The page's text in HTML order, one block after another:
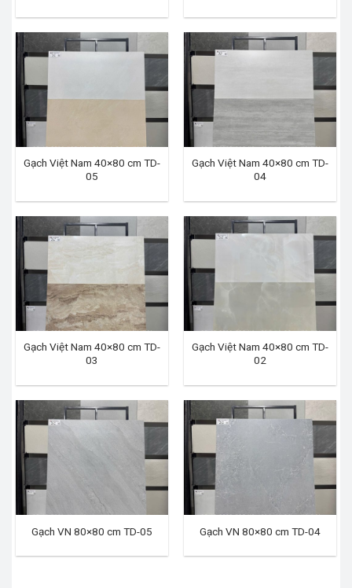
Gạch Việt Nam 40×80 cm TD-
05
Gạch Việt Nam 40×80 cm TD-
04
Gạch Việt Nam 40×80 cm TD-
03
Gạch Việt Nam 40×80 cm TD-
02
Gạch VN 80×80 cm TD-05 Gạch VN 80×80 cm TD-04